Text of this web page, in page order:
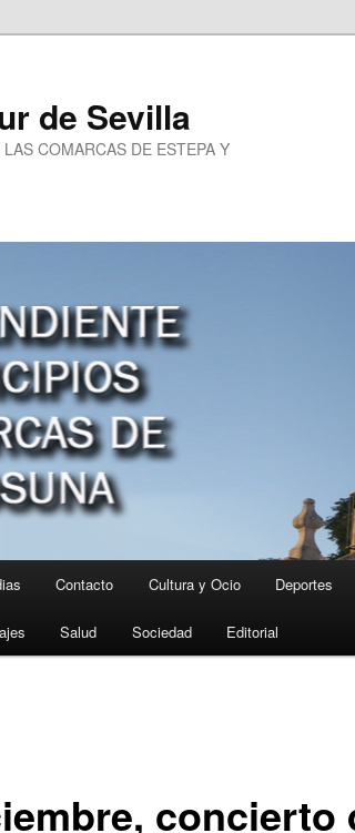
de Sevilla
COMARCAS DE ESTEPA Y
Contacto Cultura y Ocio Deportes
Salud Sociedad Editorial
concierto